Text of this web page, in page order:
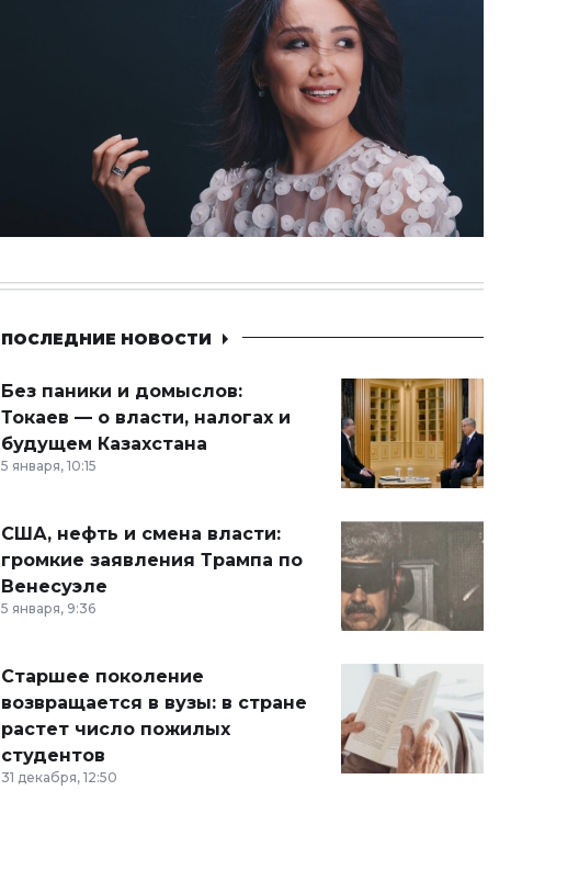
ПОСЛЕДНИЕ НОВОСТИ
Без паники и домыслов:
Токаев — о власти, налогах и
будущем Казахстана
5 января, 10:15
США, нефть и смена власти:
громкие заявления Трампа по
Венесуэле
5 января, 9:36
Старшее поколение
возвращается в вузы: в стране
растет число пожилых
студентов
31 декабря, 12:50